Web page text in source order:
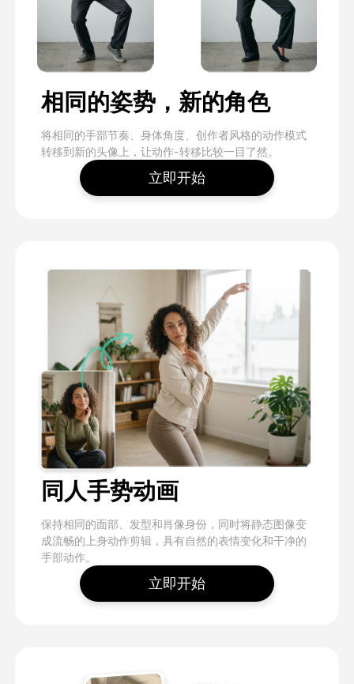
相同的姿势，新的角色
将相同的手部节奏、身体角度、创作者风格的动作模式
转移到新的头像上，让动作-转移比较一目了然。
立即开始
同人手势动画
保持相同的面部、发型和肖像身份，同时将静态图像变
成流畅的上身动作剪辑，具有自然的表情变化和干净的
手部动作。
立即开始